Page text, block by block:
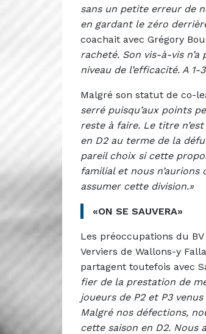
sans un petite erreur de
en gardant le zéro
coachait avec Grégory
racheté. Son vis-à-vis
niveau de l’efficacité. A
Malgré son statut de co-
serré puisqu’aux points
reste à faire. Le titre
en D2 au terme de la
pareil choix si cette
familial et nous
assumer cette division.»
«ON SE SAUVERA»
Les préoccupations du
Verviers de Wallons-y
partagent toutefois avec
fier de la prestation de
joueurs de P2 et P3
Malgré nos défections,
cette saison en D2. Nous